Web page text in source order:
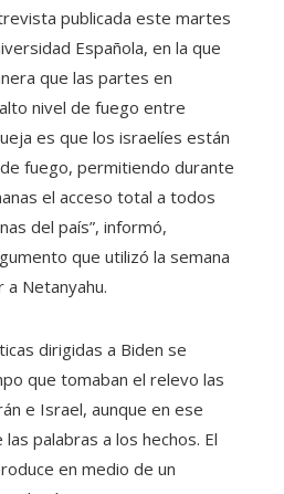
publicada este martes
Española, en la que
que las partes en
nivel de fuego entre
es que los israelíes están
fuego, permitiendo durante
el acceso total a todos
del país”, informó,
que utilizó la semana
a Netanyahu.
dirigidas a Biden se
que tomaban el relevo las
e Israel, aunque en ese
palabras a los hechos. El
en medio de un